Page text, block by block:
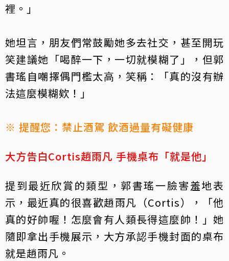
裡。」
她坦言，朋友們常鼓勵她多去社交，甚至開玩
笑建議她「喝醉一下，一切就模糊了」，但郭
書瑤自嘲擇偶門檻太高，笑稱：「真的沒有辦
法這麼模糊欸！」
※ 提醒您：禁止酒駕 飲酒過量有礙健康
大方告白Cortis趙雨凡 手機桌布「就是他」
提到最近欣賞的類型，郭書瑤一臉害羞地表
示，最近真的很喜歡趙雨凡（Cortis），「他
真的好帥喔！怎麼會有人類長得這麼帥！」她
隨即拿出手機展示，大方承認手機封面的桌布
就是趙雨凡。